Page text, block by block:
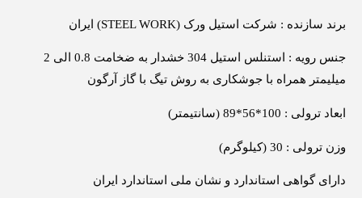
برند سازنده : شرکت استیل ورک (STEEL WORK) ایران
جنس رویه : استنلس استیل 304 خشدار به ضخامت 0.8 الی 2
میلیمتر همراه با جوشکاری به روش تیگ با گاز آرگون
ابعاد ترولی : 100*56*89 (سانتیمتر)
وزن ترولی : 30 (کیلوگرم)
دارای گواهی استاندارد و نشان ملی استاندارد ایران